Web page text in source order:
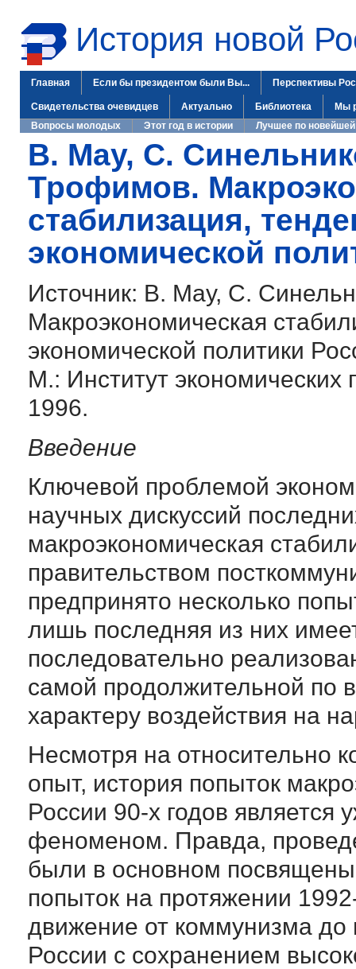
История новой
Главная Если бы президентом были Вы... Перспективы
Свидетельства очевидцев Актуально Библиотека
Мы
Вопросы молодых
Этот год в истории Лучшее по новейшей
В. Мау, С.
Трофимов.
стабилизация,
экономической
Источник: В. Мау, С.
Макроэкономическая
экономической политики
М.: Институт
1996.
Введение
Ключевой проблемой
научных дискуссий
макроэкономическая
правительством
предпринято несколько
лишь последняя из них
последовательно
самой продолжительной по
характеру воздействия на
Несмотря на относительно
опыт, история попыток
России 90-х годов
феноменом. Правда,
были в основном
попыток на протяжении
движение от коммунизма до
России с сохранением